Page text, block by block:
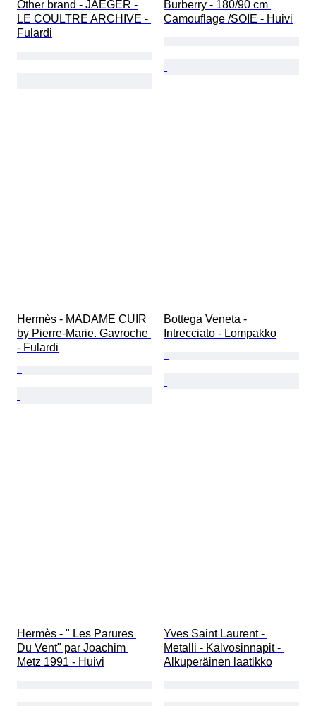
Other brand - JAEGER -
LE COULTRE ARCHIVE -
Fulardi
Burberry - 180/90 cm
Camouflage /SOIE - Huivi
Hermès - MADAME CUIR
by Pierre-Marie. Gavroche
- Fulardi
Bottega Veneta -
Intrecciato - Lompakko
Hermès - " Les Parures
Du Vent" par Joachim
Metz 1991 - Huivi
Yves Saint Laurent -
Metalli - Kalvosinnapit -
Alkuperäinen laatikko